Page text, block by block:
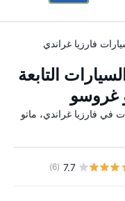
فارزيا غراندي
التابعة
غروسو
في فارزيا غراندي، ماتو
7.7
(6)